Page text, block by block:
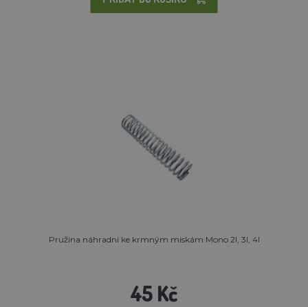
Pružina náhradní ke krmným miskám Mono 2l, 3l, 4l
45 Kč